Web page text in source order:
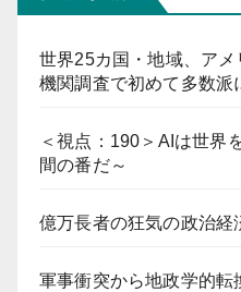
世界25カ国・地域、ア
機関調査で初めて多数派
＜視点：190＞AIは世界
間の番だ～
億万長者の狂気の政治経
軍事衝突から地政学的